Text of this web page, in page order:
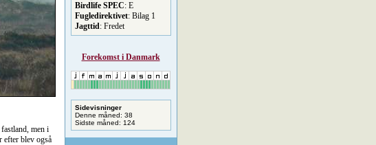
men i
efter blev også
Birdlife SPEC: E
Fugledirektivet: Bilag 1
Jagttid: Fredet
Forekomst i Danmark
Sidevisninger
Denne måned: 38
Sidste måned: 124